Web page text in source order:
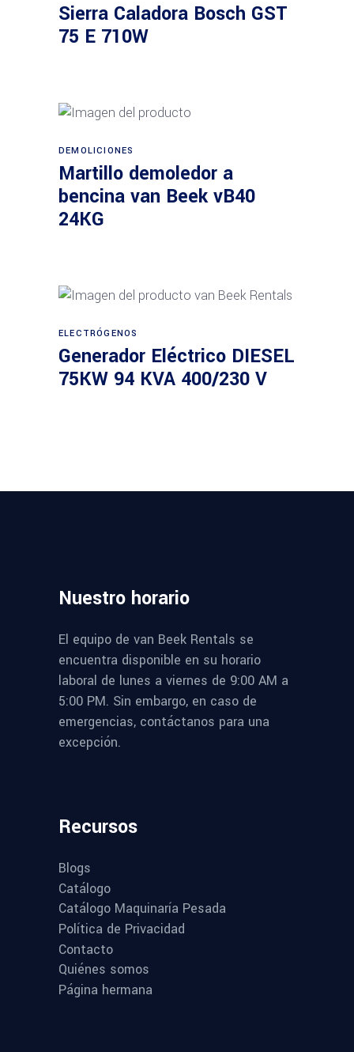
Sierra Caladora Bosch GST
75 E 710W
DEMOLICIONES
Martillo demoledor a
bencina van Beek vB40
24KG
Leer más
ELECTRÓGENOS
Generador Eléctrico DIESEL
75KW 94 KVA 400/230 V
Nuestro horario
El equipo de van Beek Rentals se
encuentra disponible en su horario
laboral de lunes a viernes de 9:00 AM a
5:00 PM. Sin embargo, en caso de
emergencias, contáctanos para una
excepción.
Recursos
Blogs
Catálogo
Catálogo Maquinaría Pesada
Política de Privacidad
Contacto
Quiénes somos
Página hermana